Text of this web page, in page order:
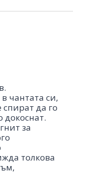
чантата си,
да го
докоснат.
за
толкова